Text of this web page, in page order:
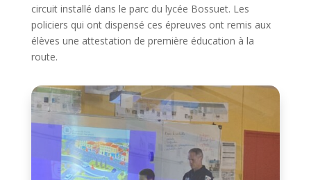
circuit installé dans le parc du lycée Bossuet. Les
policiers qui ont dispensé ces épreuves ont remis aux
élèves une attestation de première éducation à la
route.